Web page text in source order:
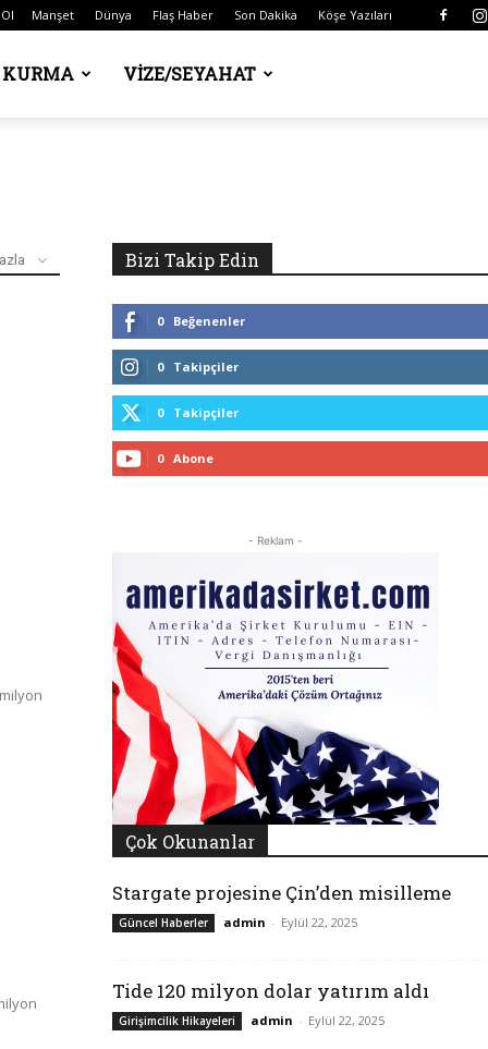
Manşet Dünya Flaş Haber Son Dakika Köşe Yazıları
KURMA VIZE/SEYAHAT
Bizi Takip Edin
0 Beğenenler
0 Takipçiler
0 Takipçiler
0 Abone
- Reklam -
Çok Okunanlar
Stargate projesine Çin’den misilleme
Güncel Haberler admin - Eylül 22, 2025
Tide 120 milyon dolar yatırım aldı
Girişimcilik Hikayeleri admin - Eylül 22, 2025